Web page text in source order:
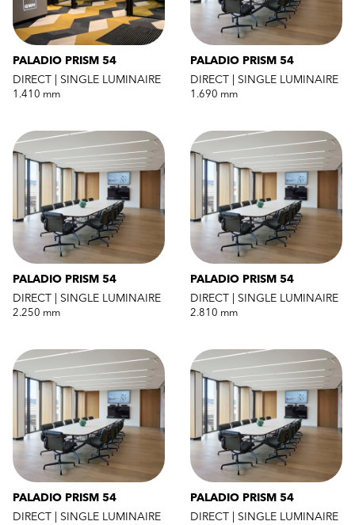
PALADIO PRISM 54
DIRECT | SINGLE LUMINAIRE
1.410 mm
PALADIO PRISM 54
DIRECT | SINGLE LUMINAIRE
1.690 mm
PALADIO PRISM 54
DIRECT | SINGLE LUMINAIRE
2.250 mm
PALADIO PRISM 54
DIRECT | SINGLE LUMINAIRE
2.810 mm
PALADIO PRISM 54
DIRECT | SINGLE LUMINAIRE
PALADIO PRISM 54
DIRECT | SINGLE LUMINAIRE